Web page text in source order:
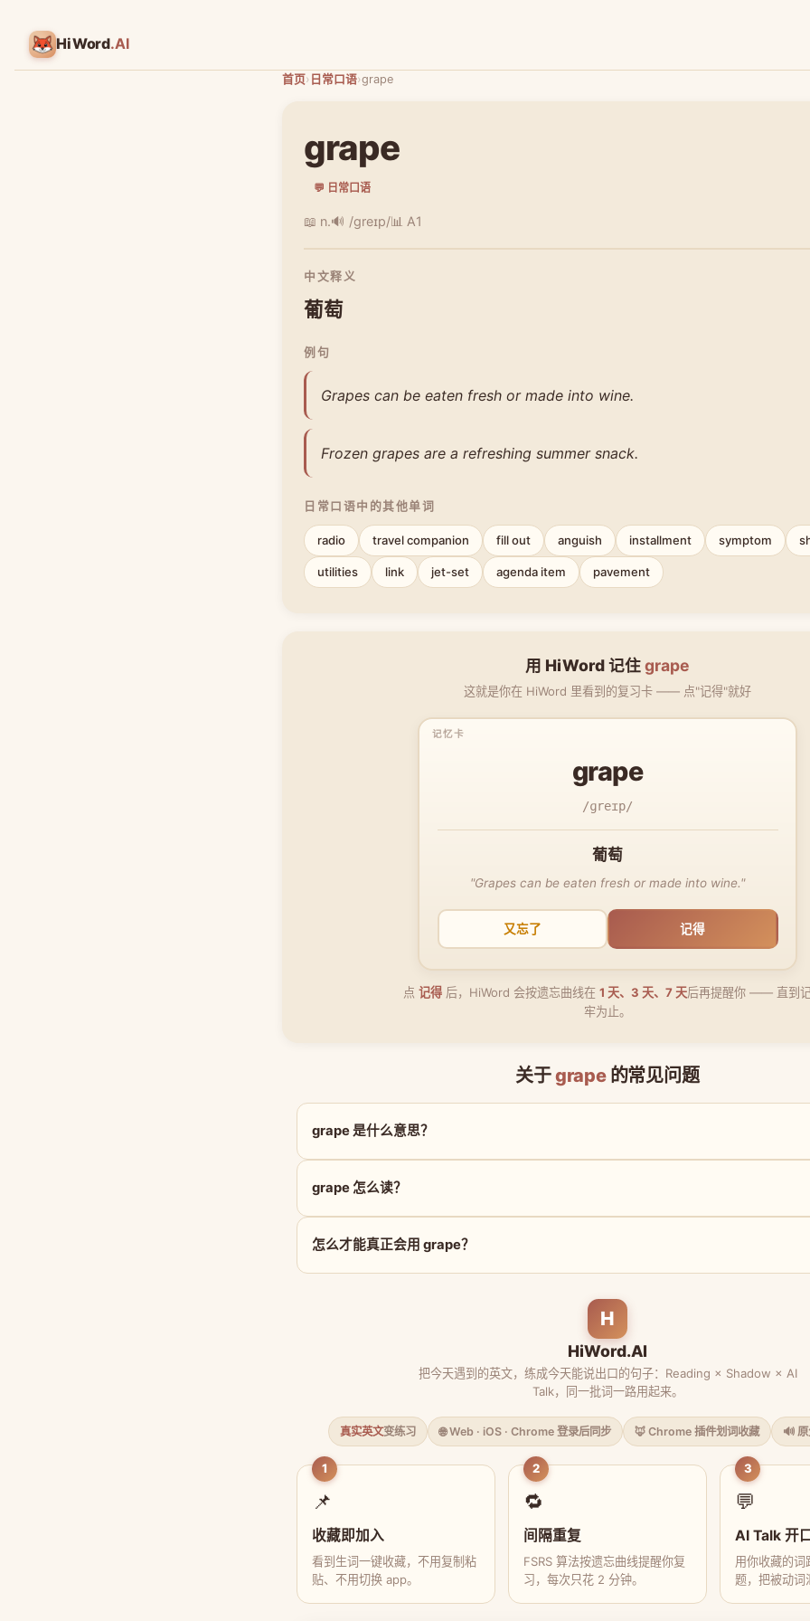
HiWord.AI
首页› 日常口语›grape
grape
💬 日常口语
📖 n.🔊 /ɡreɪp/📊 A1
中文释义
葡萄
例句
Grapes can be eaten fresh or made into wine.
Frozen grapes are a refreshing summer snack.
日常口语中的其他单词
radio travel companion fill out anguish installment symptom
utilities link jet-set agenda item pavement
用 HiWord 记住grape
这就是你在 HiWord 里看到的复习卡 —— 点"记得"就好
grape
/ɡreɪp/
葡萄
"Grapes can be eaten fresh or made into wine."
又忘了 记得
点 记得 后，HiWord 会按遗忘曲线在 1 天、3 天、7 天后再提醒你 —— 直到
牢为止。
关于grape的常见问题
grape 是什么意思？
grape 怎么读？
怎么才能真正会用 grape？
H
HiWord.AI
把今天遇到的英文，练成今天能说出口的句子：Reading × Shadow × AI
Talk，同一批词一路用起来。
真实英文变练习 🌐 Web · iOS · Chrome 登录后同步 🦊 Chrome 插件划词收藏 🔊
1
📌
收藏即加入
看到生词一键收藏，不用复制粘
贴、不用切换 app。
2
🔁
间隔重复
FSRS 算法按遗忘曲线提醒你复
习，每次只花 2 分钟。
3
💬
AI Talk 开
用你收藏的词
题，把被动词